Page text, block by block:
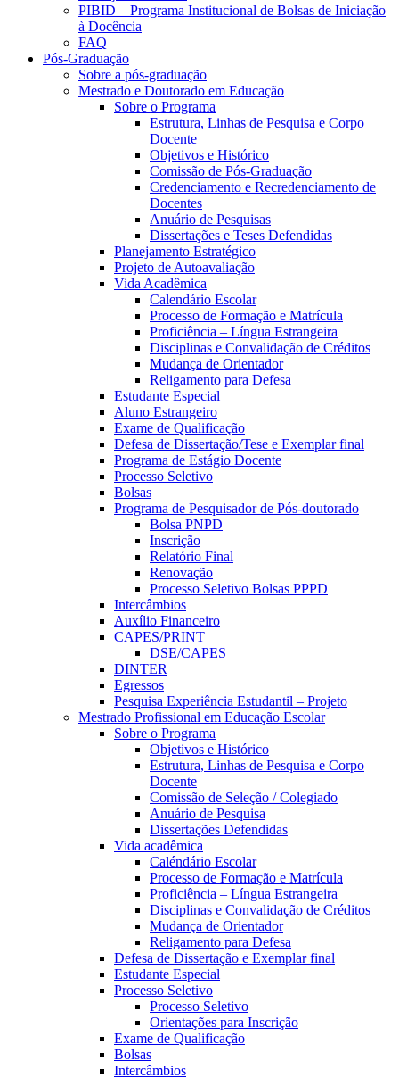
PIBID – Programa Institucional de Bolsas de Iniciação
à Docência
FAQ
Pós-Graduação
Sobre a pós-graduação
Mestrado e Doutorado em Educação
Sobre o Programa
Estrutura, Linhas de Pesquisa e Corpo
Docente
Objetivos e Histórico
Comissão de Pós-Graduação
Credenciamento e Recredenciamento de
Docentes
Anuário de Pesquisas
Dissertações e Teses Defendidas
Planejamento Estratégico
Projeto de Autoavaliação
Vida Acadêmica
Calendário Escolar
Processo de Formação e Matrícula
Proficiência – Língua Estrangeira
Disciplinas e Convalidação de Créditos
Mudança de Orientador
Religamento para Defesa
Estudante Especial
Aluno Estrangeiro
Exame de Qualificação
Defesa de Dissertação/Tese e Exemplar final
Programa de Estágio Docente
Processo Seletivo
Bolsas
Programa de Pesquisador de Pós-doutorado
Bolsa PNPD
Inscrição
Relatório Final
Renovação
Processo Seletivo Bolsas PPPD
Intercâmbios
Auxílio Financeiro
CAPES/PRINT
DSE/CAPES
DINTER
Egressos
Pesquisa Experiência Estudantil – Projeto
Mestrado Profissional em Educação Escolar
Sobre o Programa
Objetivos e Histórico
Estrutura, Linhas de Pesquisa e Corpo
Docente
Comissão de Seleção / Colegiado
Anuário de Pesquisa
Dissertações Defendidas
Vida acadêmica
Caléndário Escolar
Processo de Formação e Matrícula
Proficiência – Língua Estrangeira
Disciplinas e Convalidação de Créditos
Mudança de Orientador
Religamento para Defesa
Defesa de Dissertação e Exemplar final
Estudante Especial
Processo Seletivo
Processo Seletivo
Orientações para Inscrição
Exame de Qualificação
Bolsas
Intercâmbios